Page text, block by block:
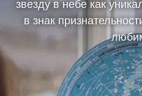
звезду в небе как
в знак